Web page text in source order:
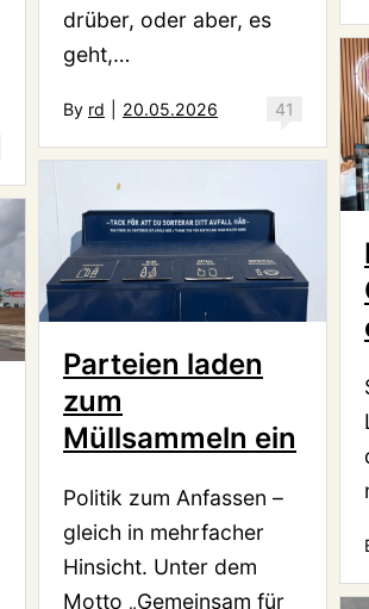
drüber, oder aber, es
geht,…
41
By rd 20.05.2026
Parteien laden
zum
Müllsammeln ein
Politik zum Anfassen –
gleich in mehrfacher
Hinsicht. Unter dem
Motto „Gemeinsam für